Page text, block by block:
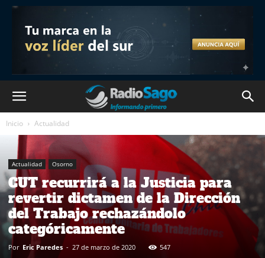
Inicio Actualidad
Actualidad Osorno
CUT recurrirá a la Justicia para
revertir dictamen de la Dirección
del Trabajo rechazándolo
categóricamente
Por Eric Paredes - 27 de marzo de 2020 547